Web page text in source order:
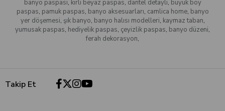
banyo paspasi, kirli beyaz paspas, dantel detaylı, büyük boy
paspas, pamuk paspas, banyo aksesuarları, camlica home, banyo
yer döşemesi, şık banyo, banyo halısı modelleri, kaymaz taban,
yumusak paspas, hediyelik paspas, çeyizlik paspas, banyo düzeni,
ferah dekorasyon,
Takip Et